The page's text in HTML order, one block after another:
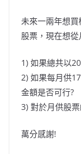
未來一兩年想
股票，現在想
1) 如果總共以
2) 如果每月供
金額是否可行?
3) 對於月供股
萬分感謝!